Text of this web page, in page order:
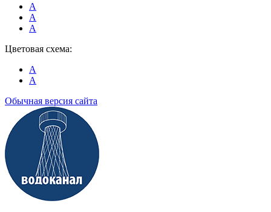
A
A
A
Цветовая схема:
A
A
Обычная версия сайта